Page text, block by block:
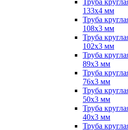
Труба
133х4 мм
Труба
108х3 мм
Труба
102х3 мм
Труба
89х3 мм
Труба
76х3 мм
Труба
50х3 мм
Труба
40х3 мм
Труба